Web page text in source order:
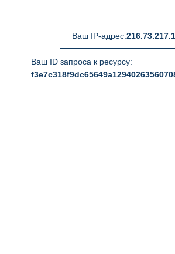
Ваш IP-адрес:
Ваш ID запроса к ресурсу: